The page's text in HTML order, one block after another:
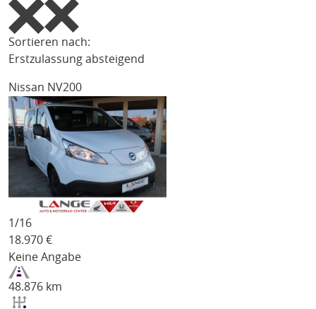
Sortieren nach:
Erstzulassung absteigend
Nissan NV200
1/16
18.970 €
Keine Angabe
48.876 km